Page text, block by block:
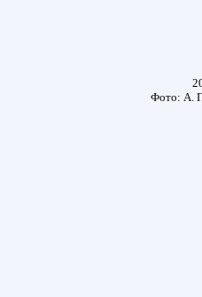
Фото: А.